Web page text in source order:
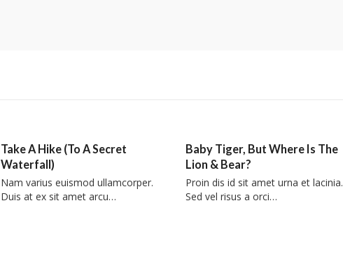
Take A Hike (To A Secret
Waterfall)
Nam varius euismod ullamcorper.
Duis at ex sit amet arcu…
Baby Tiger, But Where Is The
Lion & Bear?
Proin dis id sit amet urna et lacinia.
Sed vel risus a orci…